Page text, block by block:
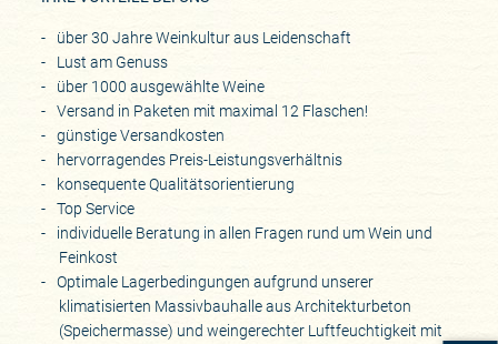
über 30 Jahre Weinkultur aus Leidenschaft
Lust am Genuss
über 1000 ausgewählte Weine
Versand in Paketen mit maximal 12 Flaschen!
günstige Versandkosten
hervorragendes Preis-Leistungsverhältnis
konsequente Qualitätsorientierung
Top Service
individuelle Beratung in allen Fragen rund um Wein und
Feinkost
Optimale Lagerbedingungen aufgrund unserer
klimatisierten Massivbauhalle aus Architekturbeton
(Speichermasse) und weingerechter Luftfeuchtigkeit mit